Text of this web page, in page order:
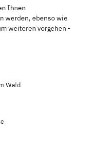
Ihnen
werden, ebenso wie
weiteren vorgehen -
Wald